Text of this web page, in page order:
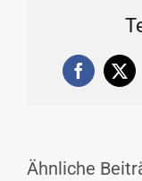
Facebook
X
Ähnliche